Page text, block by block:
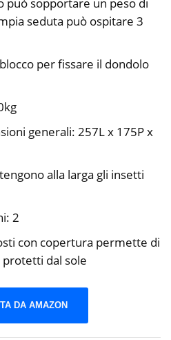
può sopportare un peso di
seduta può ospitare 3
per fissare il dondolo
generali: 257L x 175P x
alla larga gli insetti
2
con copertura permette di
dal sole
DA AMAZON